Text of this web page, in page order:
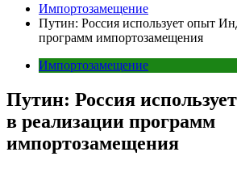
Импортозамещение
Путин: Россия использует опыт
программ импортозамещения
Импортозамещение
Путин: Россия
в реализации программ
импортозамещения